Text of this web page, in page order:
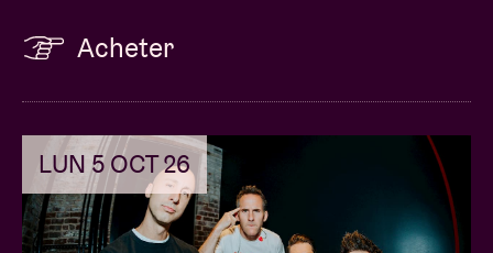
Acheter
LUN 5 OCT 26